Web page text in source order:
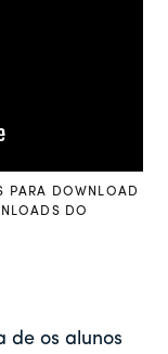
PARA DOWNLOAD
DO
de os alunos